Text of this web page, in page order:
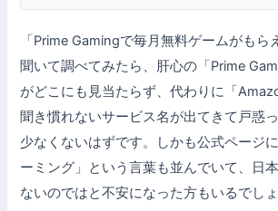
「Prime Gamingで毎月無料ゲームがもら
聞いて調べてみたら、肝心の「Prime
がどこにも見当たらず、代わりに「
聞き慣れないサービス名が出てきて戸惑
少なくないはずです。しかも公式ページ
ーミング」という言葉も並んでいて、日
ないのではと不安になった方もいるでしょ